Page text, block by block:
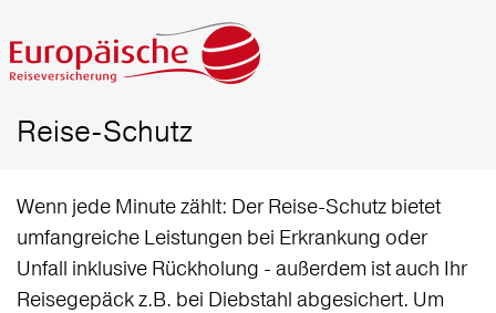
Reise-Schutz
Wenn jede Minute zählt: Der Reise-Schutz bietet
umfangreiche Leistungen bei Erkrankung oder
Unfall inklusive Rückholung - außerdem ist auch Ihr
Reisegepäck z.B. bei Diebstahl abgesichert. Um